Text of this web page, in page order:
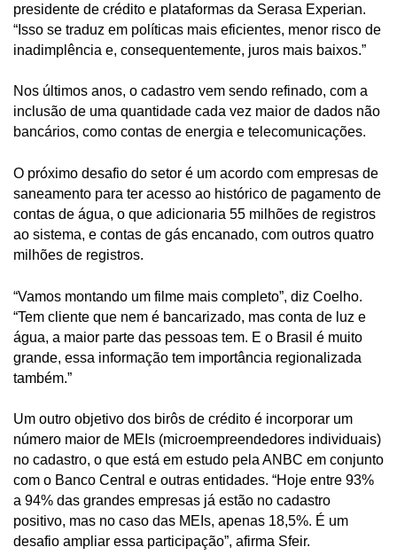
presidente de crédito e plataformas da Serasa Experian.
“Isso se traduz em políticas mais eficientes, menor risco de
inadimplência e, consequentemente, juros mais baixos.”
Nos últimos anos, o cadastro vem sendo refinado, com a
inclusão de uma quantidade cada vez maior de dados não
bancários, como contas de energia e telecomunicações.
O próximo desafio do setor é um acordo com empresas de
saneamento para ter acesso ao histórico de pagamento de
contas de água, o que adicionaria 55 milhões de registros
ao sistema, e contas de gás encanado, com outros quatro
milhões de registros.
“Vamos montando um filme mais completo”, diz Coelho.
“Tem cliente que nem é bancarizado, mas conta de luz e
água, a maior parte das pessoas tem. E o Brasil é muito
grande, essa informação tem importância regionalizada
também.”
Um outro objetivo dos birôs de crédito é incorporar um
número maior de MEIs (microempreendedores individuais)
no cadastro, o que está em estudo pela ANBC em conjunto
com o Banco Central e outras entidades. “Hoje entre 93%
a 94% das grandes empresas já estão no cadastro
positivo, mas no caso das MEIs, apenas 18,5%. É um
desafio ampliar essa participação”, afirma Sfeir.